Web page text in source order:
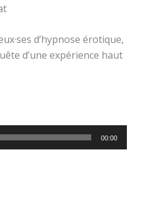
d’hypnose érotique,
d’une expérience haut
00:00